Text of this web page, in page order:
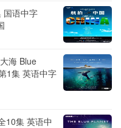
国语中字
海 Blue
1集 英语中字
10集 英语中